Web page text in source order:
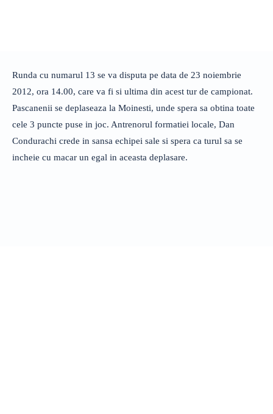
Runda cu numarul 13 se va disputa pe data de 23 noiembrie
2012, ora 14.00, care va fi si ultima din acest tur de campionat.
Pascanenii se deplaseaza la Moinesti, unde spera sa obtina toate
cele 3 puncte puse in joc. Antrenorul formatiei locale, Dan
Condurachi crede in sansa echipei sale si spera ca turul sa se
incheie cu macar un egal in aceasta deplasare.